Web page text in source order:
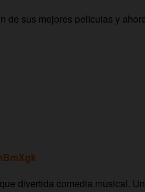
de sus mejores películas y
divertida comedia musical.